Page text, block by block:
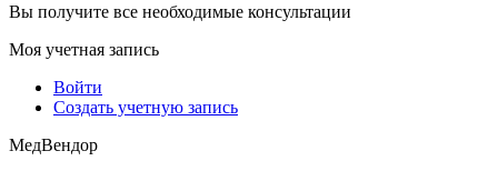
Вы получите все необходимые консультации
Моя учетная запись
Войти
Создать учетную запись
МедВендор